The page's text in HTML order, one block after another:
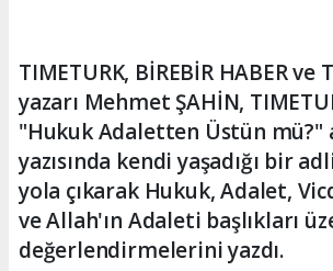
TIMETURK, BİREBİR HABER ve
yazarı Mehmet ŞAHİN,
"Hukuk Adaletten Üstün mü?"
yazısında kendi yaşadığı bir
yola çıkarak Hukuk, Adalet,
ve Allah'ın Adaleti başlıkları
değerlendirmelerini yazdı.